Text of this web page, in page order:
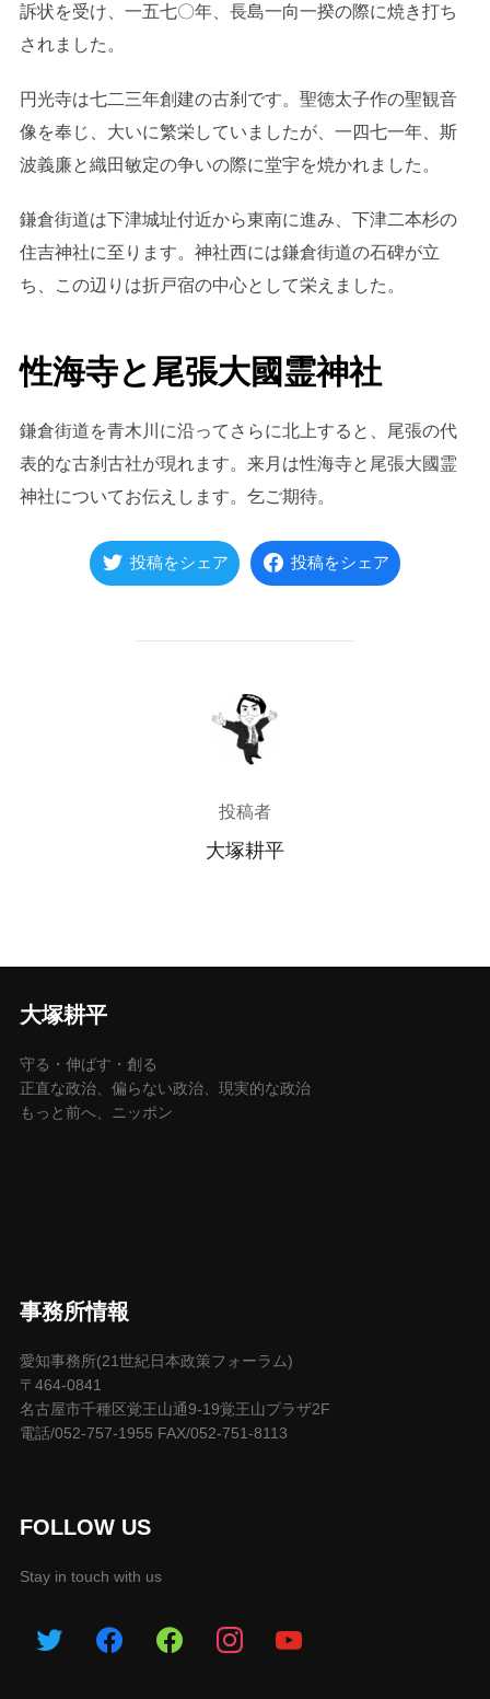
訴状を受け、一五七〇年、長島一向一揆の際に焼き打ち
されました。
円光寺は七二三年創建の古刹です。聖徳太子作の聖観音
像を奉じ、大いに繁栄していましたが、一四七一年、斯
波義廉と織田敏定の争いの際に堂宇を焼かれました。
鎌倉街道は下津城址付近から東南に進み、下津二本杉の
住吉神社に至ります。神社西には鎌倉街道の石碑が立
ち、この辺りは折戸宿の中心として栄えました。
性海寺と尾張大國霊神社
鎌倉街道を青木川に沿ってさらに北上すると、尾張の代
表的な古刹古社が現れます。来月は性海寺と尾張大國霊
神社についてお伝えします。乞ご期待。
投稿をシェア 投稿をシェア
投稿者
投稿者
大塚耕平
大塚耕平
守る・伸ばす・創る
正直な政治、偏らない政治、現実的な政治
もっと前へ、ニッポン
事務所情報
愛知事務所(21世紀日本政策フォーラム)
〒464-0841
名古屋市千種区覚王山通9-19覚王山プラザ2F
電話/052-757-1955 FAX/052-751-8113
FOLLOW US
Stay in touch with us